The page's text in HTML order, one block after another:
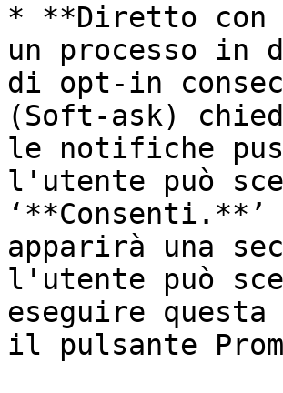
* **Diretto
un processo in
di opt-in
(Soft-ask)
le notifiche
l'utente può
apparirà una
l'utente può
eseguire
il pulsante